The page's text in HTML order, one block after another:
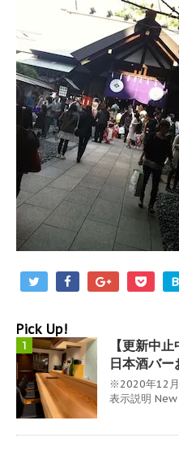
Pick Up!
1
【更新中
日本酒バー
※2020年12
表示説明